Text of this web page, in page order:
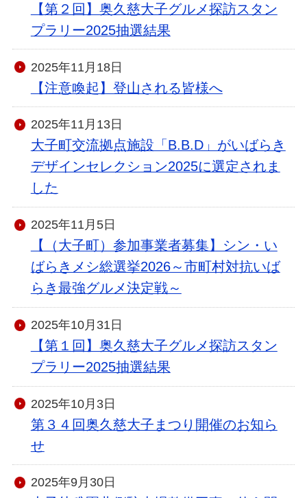
【第２回】奥久慈大子グルメ探訪スタン
プラリー2025抽選結果
2025年11月18日
【注意喚起】登山される皆様へ
2025年11月13日
大子町交流拠点施設「B.B.D」がいばらき
デザインセレクション2025に選定されま
した
2025年11月5日
【（大子町）参加事業者募集】シン・い
ばらきメシ総選挙2026～市町村対抗いば
らき最強グルメ決定戦～
2025年10月31日
【第１回】奥久慈大子グルメ探訪スタン
プラリー2025抽選結果
2025年10月3日
第３４回奥久慈大子まつり開催のお知ら
せ
2025年9月30日